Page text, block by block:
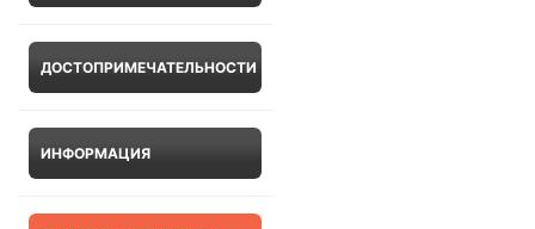
ДОСТОПРИМЕЧАТЕЛЬНОСТИ
ИНФОРМАЦИЯ